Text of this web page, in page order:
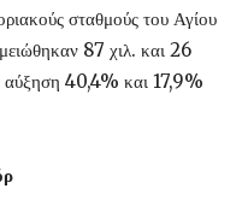
σταθμούς του Αγίου
87 χιλ. και 26
αύξηση 40,4% και 17,9%